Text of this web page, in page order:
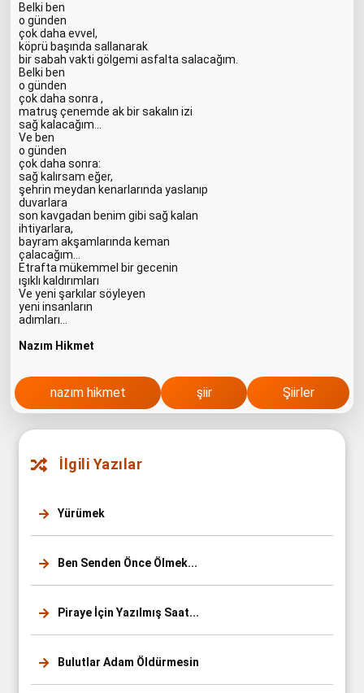
Belki ben
o günden
çok daha evvel,
köprü başında sallanarak
bir sabah vakti gölgemi asfalta salacağım.
Belki ben
o günden
çok daha sonra ,
matruş çenemde ak bir sakalın izi
sağ kalacağım…
Ve ben
o günden
çok daha sonra:
sağ kalırsam eğer,
şehrin meydan kenarlarında yaslanıp
duvarlara
son kavgadan benim gibi sağ kalan
ihtiyarlara,
bayram akşamlarında keman
çalacağım…
Etrafta mükemmel bir gecenin
ışıklı kaldırımları
Ve yeni şarkılar söyleyen
yeni insanların
adımları…
Nazım Hikmet
nazım hikmet şiir Şiirler
İlgili Yazılar
Yürümek
Ben Senden Önce Ölmek...
Piraye İçin Yazılmış Saat...
Bulutlar Adam Öldürmesin